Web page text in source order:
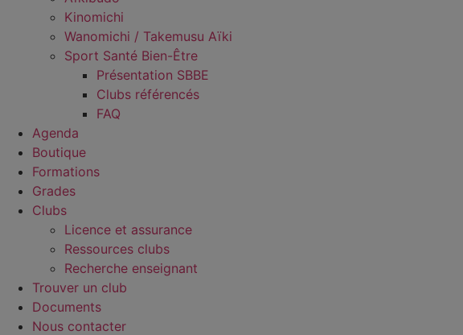
Kinomichi
Wanomichi / Takemusu Aïki
Sport Santé Bien-Être
Présentation SBBE
Clubs référencés
FAQ
Agenda
Boutique
Formations
Grades
Clubs
Licence et assurance
Ressources clubs
Recherche enseignant
Trouver un club
Documents
Nous contacter